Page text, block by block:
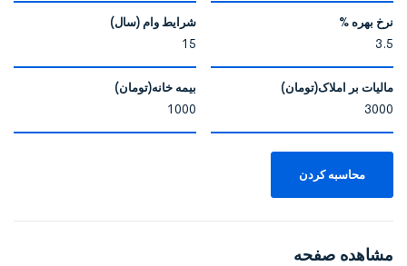
پس باید تحقیقات خود را در این زمینه از محلی‌های آن منطقه انجام دهید
مشورت با کارشناس خرید ملک در نوشهر
با تجربه در آن منطقه استفاده کنید
چرا که اگر بومی آن منطقه هم نباشید و با کاربری زمین‌های نوشهر
آشنایی نداشته باشید،
نرخ بهره % شرایط وام (سال)
مالیات بر املاک(تومان) بیمه خانه(تومان)
محاسبه کردن
مشاهده صفحه